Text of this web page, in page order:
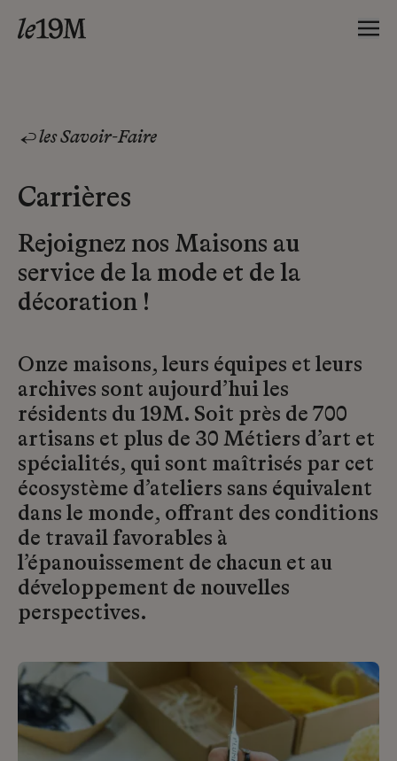
les Savoir-Faire
Carrières
Rejoignez nos Maisons au
service de la mode et de la
décoration !
Onze maisons, leurs équipes et leurs
archives sont aujourd’hui les
résidents du 19M. Soit près de 700
artisans et plus de 30 Métiers d’art et
spécialités, qui sont maîtrisés par cet
écosystème d’ateliers sans équivalent
dans le monde, offrant des conditions
de travail favorables à
l’épanouissement de chacun et au
développement de nouvelles
perspectives.